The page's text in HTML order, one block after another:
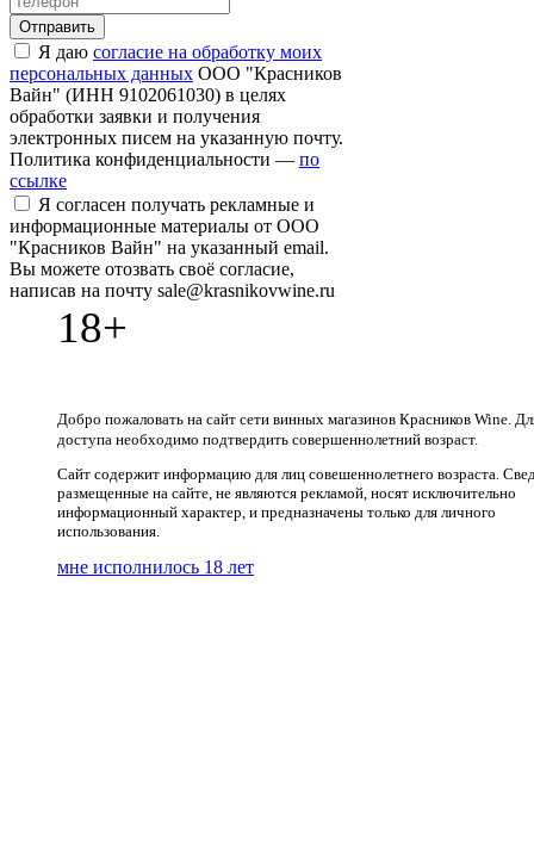
Отправить
Я даю согласие на обработку моих
персональных данных ООО "Красников
Вайн" (ИНН 9102061030) в целях
обработки заявки и получения
электронных писем на указанную почту.
Политика конфиденциальности — по
ссылке
Я согласен получать рекламные и
информационные материалы от ООО
"Красников Вайн" на указанный email.
Вы можете отозвать своё согласие,
написав на почту sale@krasnikovwine.ru
18+
Добро пожаловать на сайт сети винных магазинов Красников Wine.
доступа необходимо подтвердить совершеннолетний возраст.
Сайт содержит информацию для лиц совешеннолетнего возраста.
размещенные на сайте, не являются рекламой, носят исключительно
информационный характер, и предназначены только для личного
использования.
мне исполнилось 18 лет